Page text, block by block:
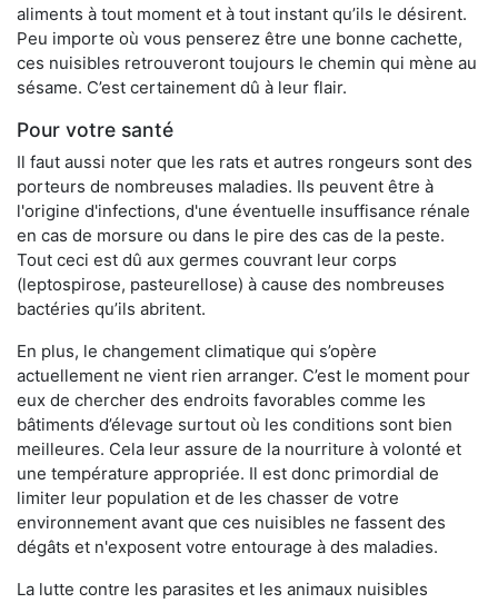
aliments à tout moment et à tout instant qu’ils le désirent.
Peu importe où vous penserez être une bonne cachette,
ces nuisibles retrouveront toujours le chemin qui mène au
sésame. C’est certainement dû à leur flair.
Pour votre santé
Il faut aussi noter que les rats et autres rongeurs sont des
porteurs de nombreuses maladies. Ils peuvent être à
l'origine d'infections, d'une éventuelle insuffisance rénale
en cas de morsure ou dans le pire des cas de la peste.
Tout ceci est dû aux germes couvrant leur corps
(leptospirose, pasteurellose) à cause des nombreuses
bactéries qu’ils abritent.
En plus, le changement climatique qui s’opère
actuellement ne vient rien arranger. C’est le moment pour
eux de chercher des endroits favorables comme les
bâtiments d’élevage surtout où les conditions sont bien
meilleures. Cela leur assure de la nourriture à volonté et
une température appropriée. Il est donc primordial de
limiter leur population et de les chasser de votre
environnement avant que ces nuisibles ne fassent des
dégâts et n'exposent votre entourage à des maladies.
La lutte contre les parasites et les animaux nuisibles